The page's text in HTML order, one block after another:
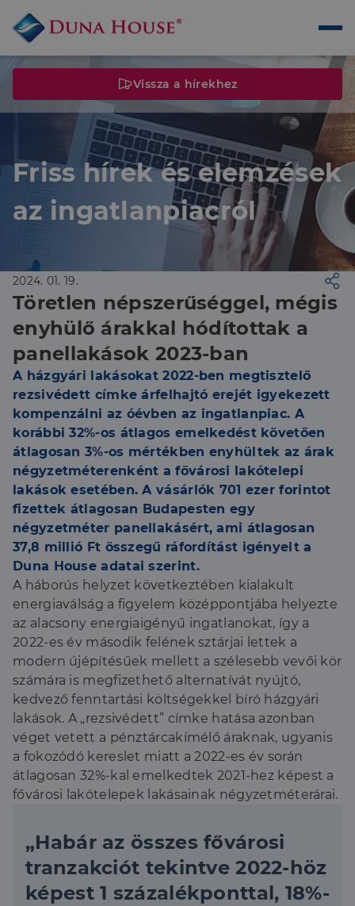
Vissza a hírekhez
Friss hírek és elemzések
az ingatlanpiacról
2024. 01. 19.
Töretlen népszerűséggel, mégis
enyhülő árakkal hódítottak a
panellakások 2023-ban
A házgyári lakásokat 2022-ben megtisztelő
rezsivédett címke árfelhajtó erejét igyekezett
kompenzálni az óévben az ingatlanpiac. A
korábbi 32%-os átlagos emelkedést követően
átlagosan 3%-os mértékben enyhültek az árak
négyzetméterenként a fővárosi lakótelepi
lakások esetében. A vásárlók 701 ezer forintot
fizettek átlagosan Budapesten egy
négyzetméter panellakásért, ami átlagosan
37,8 millió Ft összegű ráfordítást igényelt a
Duna House adatai szerint.
A háborús helyzet következtében kialakult
energiaválság a figyelem középpontjába helyezte
az alacsony energiaigényű ingatlanokat, így a
2022-es év második felének sztárjai lettek a
modern újépítésűek mellett a szélesebb vevői kör
számára is megfizethető alternatívát nyújtó,
kedvező fenntartási költségekkel bíró házgyári
lakások. A „rezsivédett” címke hatása azonban
véget vetett a pénztárcakímélő áraknak, ugyanis
a fokozódó kereslet miatt a 2022-es év során
átlagosan 32%-kal emelkedtek 2021-hez képest a
fővárosi lakótelepek lakásainak négyzetméterárai.
„Habár az összes fővárosi
tranzakciót tekintve 2022-höz
képest 1 százalékponttal, 18%-